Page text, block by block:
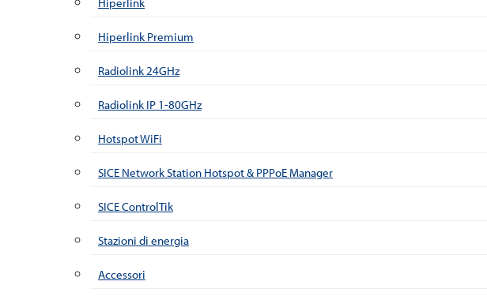
Hiperlink Premium
Radiolink 24GHz
Radiolink IP 1-80GHz
Hotspot WiFi
SICE Network Station Hotspot & PPPoE Manager
SICE ControlTik
Stazioni di energia
Accessori